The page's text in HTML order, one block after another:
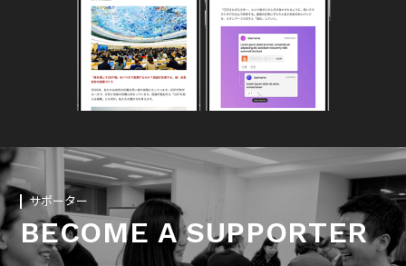
サポーター
BECOME A SUPPORTER